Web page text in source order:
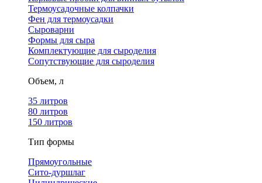
Термоусадочные колпачки
Фен для термоусадки
Сыроварни
Формы для сыра
Комплектующие для сыроделия
Сопутствующие для сыроделия
Объем, л
35 литров
80 литров
150 литров
Тип формы
Прямоугольные
Сито-дуршлаг